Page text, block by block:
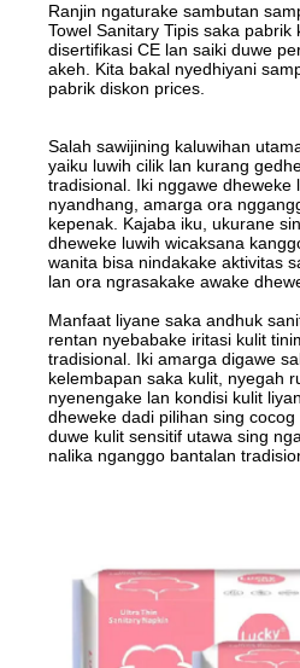
Ranjin ngaturake sambutan
Towel Sanitary Tipis saka pabrik
disertifikasi CE lan saiki duwe
akeh. Kita bakal nyedhiyani
pabrik diskon prices.
Salah sawijining kaluwihan
yaiku luwih cilik lan kurang
tradisional. Iki nggawe dheweke
nyandhang, amarga ora
kepenak. Kajaba iku, ukurane
dheweke luwih wicaksana
wanita bisa nindakake aktivitas
lan ora ngrasakake awake
Manfaat liyane saka andhuk
rentan nyebabake iritasi kulit
tradisional. Iki amarga digawe
kelembapan saka kulit, nyegah
nyenengake lan kondisi kulit
dheweke dadi pilihan sing
duwe kulit sensitif utawa sing
nalika nganggo bantalan